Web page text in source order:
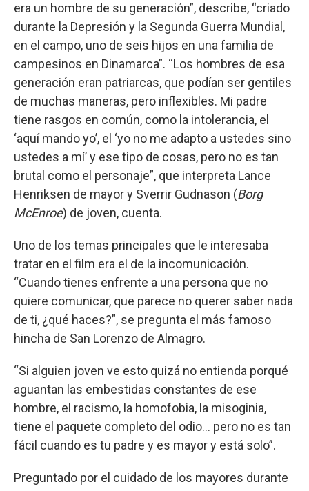
era un hombre de su generación”, describe, “criado
durante la Depresión y la Segunda Guerra Mundial,
en el campo, uno de seis hijos en una familia de
campesinos en Dinamarca”. “Los hombres de esa
generación eran patriarcas, que podían ser gentiles
de muchas maneras, pero inflexibles. Mi padre
tiene rasgos en común, como la intolerancia, el
‘aquí mando yo’, el ‘yo no me adapto a ustedes sino
ustedes a mí’ y ese tipo de cosas, pero no es tan
brutal como el personaje”, que interpreta Lance
Henriksen de mayor y Sverrir Gudnason (Borg
McEnroe) de joven, cuenta.
Uno de los temas principales que le interesaba
tratar en el film era el de la incomunicación.
“Cuando tienes enfrente a una persona que no
quiere comunicar, que parece no querer saber nada
de ti, ¿qué haces?”, se pregunta el más famoso
hincha de San Lorenzo de Almagro.
“Si alguien joven ve esto quizá no entienda porqué
aguantan las embestidas constantes de ese
hombre, el racismo, la homofobia, la misoginia,
tiene el paquete completo del odio... pero no es tan
fácil cuando es tu padre y es mayor y está solo”.
Preguntado por el cuidado de los mayores durante